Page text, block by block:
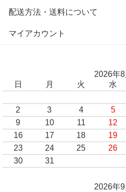
配送方法・送料について
マイアカウント
2026年8
日
月 火 水
2
3 4 5
9
10 11 12
16
17 18 19
23
24 25 26
30
31
2026年9